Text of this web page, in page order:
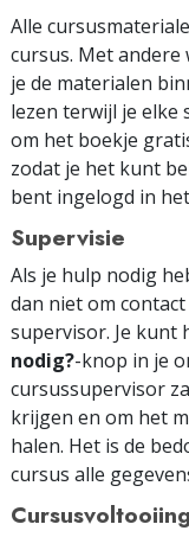
Alle
cursus. Met
je de materialen
lezen terwijl je elke
om het boekje
zodat je het kunt
bent ingelogd in
Supervisie
Als je hulp nodig
dan niet om
supervisor. Je kunt
nodig?-knop in je
cursussupervisor
krijgen en om het
halen. Het is de
cursus alle
Cursusvoltooiing